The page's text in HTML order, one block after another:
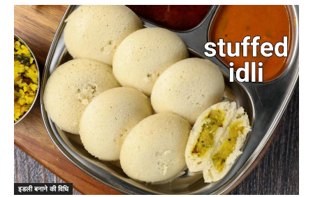
इडली बनाने की विधि